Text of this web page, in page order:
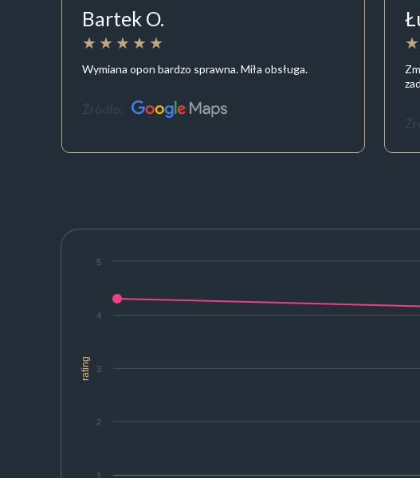
Bartek O.
Wymiana opon bardzo sprawna. Miła obsługa.
Źródło:
rating
1
2
3
4
5